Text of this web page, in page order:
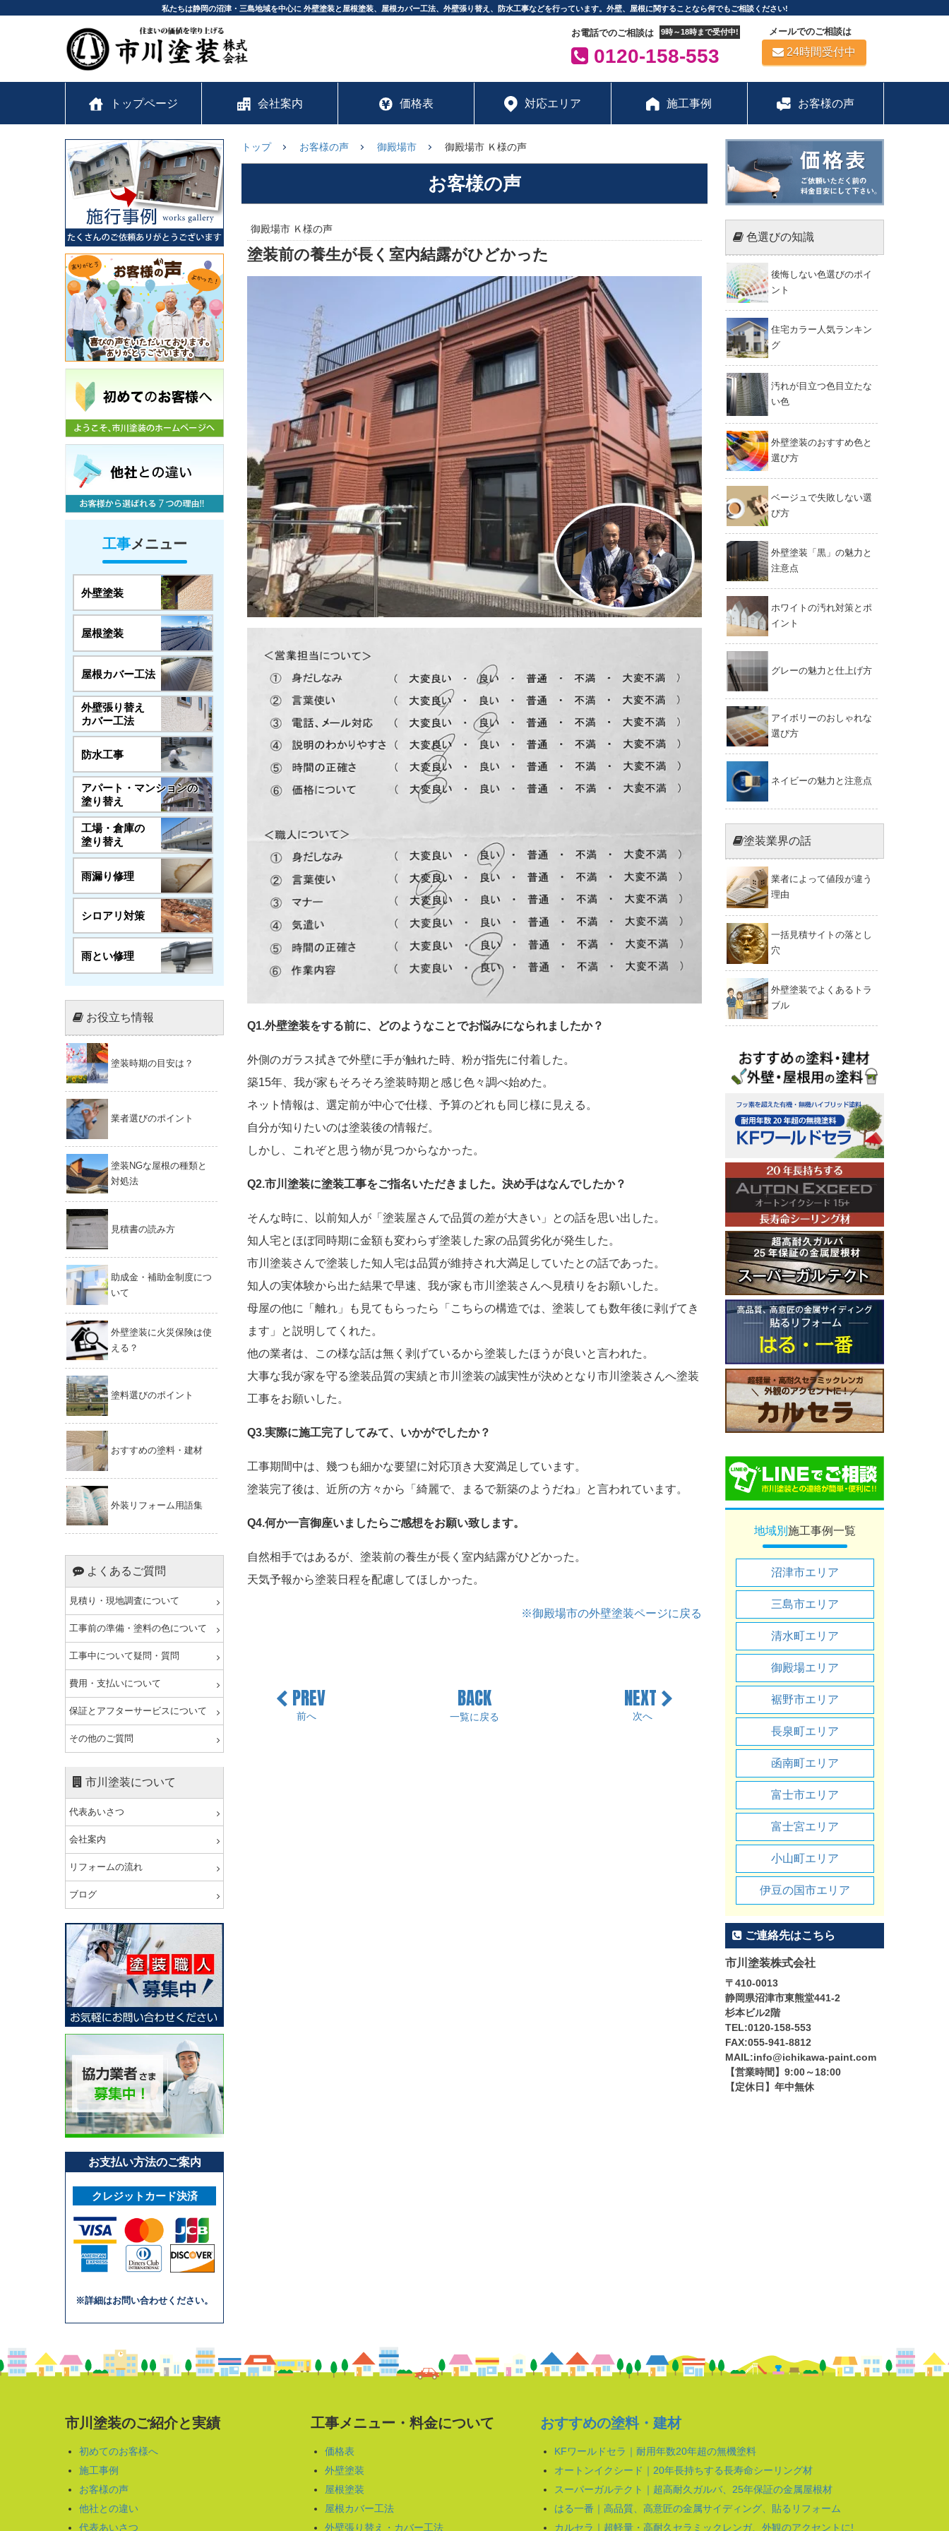
私たちは静岡の沼津・三島地域を中心に 外壁塗装と屋根塗装、屋根カバー工法、外壁張り替え、防水工事などを行っています。外壁、屋根に関することなら何でもご相談ください!
お電話でのご相談は 9時～18時まで受付中!
0120-158-553
メールでのご相談は
24時間受付中
トップページ 会社案内 価格表 対応エリア 施工事例 お客様の声
工事メニュー
外壁塗装
屋根塗装
屋根カバー工法
外壁張り替え
カバー工法
防水工事
アパート・マンションの
塗り替え
工場・倉庫の
塗り替え
雨漏り修理
シロアリ対策
雨とい修理
お役立ち情報
塗装時期の目安は？
業者選びのポイント
塗装NGな屋根の種類と
対処法
見積書の読み方
助成金・補助金制度につ
いて
外壁塗装に火災保険は使
える？
塗料選びのポイント
おすすめの塗料・建材
外装リフォーム用語集
よくあるご質問
見積り・現地調査について
工事前の準備・塗料の色について
工事中について疑問・質問
費用・支払いについて
保証とアフターサービスについて
その他のご質問
市川塗装について
代表あいさつ
会社案内
リフォームの流れ
ブログ
お支払い方法のご案内
クレジットカード決済
※詳細はお問い合わせください。
トップ お客様の声 御殿場市 御殿場市 Ｋ様の声
お客様の声
御殿場市 Ｋ様の声
塗装前の養生が長く室内結露がひどかった
Q1.外壁塗装をする前に、どのようなことでお悩みになられましたか？
外側のガラス拭きで外壁に手が触れた時、粉が指先に付着した。
築15年、我が家もそろそろ塗装時期と感じ色々調べ始めた。
ネット情報は、選定前が中心で仕様、予算のどれも同じ様に見える。
自分が知りたいのは塗装後の情報だ。
しかし、これぞと思う物が見つからなかった。
Q2.市川塗装に塗装工事をご指名いただきました。決め手はなんでしたか？
そんな時に、以前知人が「塗装屋さんで品質の差が大きい」との話を思い出した。
知人宅とほぼ同時期に金額も変わらず塗装した家の品質劣化が発生した。
市川塗装さんで塗装した知人宅は品質が維持され大満足していたとの話であった。
知人の実体験から出た結果で早速、我が家も市川塗装さんへ見積りをお願いした。
母屋の他に「離れ」も見てもらったら「こちらの構造では、塗装しても数年後に剥げてき
ます」と説明してくれた。
他の業者は、この様な話は無く剥げているから塗装したほうが良いと言われた。
大事な我が家を守る塗装品質の実績と市川塗装の誠実性が決めとなり市川塗装さんへ塗装
工事をお願いした。
Q3.実際に施工完了してみて、いかがでしたか？
工事期間中は、幾つも細かな要望に対応頂き大変満足しています。
塗装完了後は、近所の方々から「綺麗で、まるで新築のようだね」と言われています。
Q4.何か一言御座いましたらご感想をお願い致します。
自然相手ではあるが、塗装前の養生が長く室内結露がひどかった。
天気予報から塗装日程を配慮してほしかった。
※御殿場市の外壁塗装ページに戻る
PREV
前へ
BACK
一覧に戻る
NEXT
次へ
色選びの知識
後悔しない色選びのポイ
ント
住宅カラー人気ランキン
グ
汚れが目立つ色目立たな
い色
外壁塗装のおすすめ色と
選び方
ベージュで失敗しない選
び方
外壁塗装「黒」の魅力と
注意点
ホワイトの汚れ対策とポ
イント
グレーの魅力と仕上げ方
アイボリーのおしゃれな
選び方
ネイビーの魅力と注意点
塗装業界の話
業者によって値段が違う
理由
一括見積サイトの落とし
穴
外壁塗装でよくあるトラ
ブル
地域別 施工事例一覧
沼津市エリア
三島市エリア
清水町エリア
御殿場エリア
裾野市エリア
長泉町エリア
函南町エリア
富士市エリア
富士宮エリア
小山町エリア
伊豆の国市エリア
ご連絡先はこちら
市川塗装株式会社
〒410-0013
静岡県沼津市東熊堂441-2
杉本ビル2階
TEL:0120-158-553
FAX:055-941-8812
MAIL:info@ichikawa-paint.com
【営業時間】9:00～18:00
【定休日】年中無休
市川塗装のご紹介と実績
初めてのお客様へ
施工事例
お客様の声
他社との違い
代表あいさつ
工事メニュー・料金について
価格表
外壁塗装
屋根塗装
屋根カバー工法
外壁張り替え・カバー工法
おすすめの塗料・建材
KFワールドセラ｜耐用年数20年超の無機塗料
オートンイクシード｜20年長持ちする長寿命シーリング材
スーパーガルテクト｜超高耐久ガルバ、25年保証の金属屋根材
はる一番｜高品質、高意匠の金属サイディング、貼るリフォーム
カルセラ｜超軽量・高耐久セラミックレンガ、外観のアクセントに!